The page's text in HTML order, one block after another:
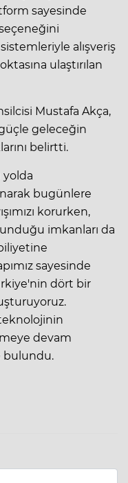
sayesinde
alışveriş
ulaştırılan
Mustafa Akça,
geleceğin
belirtti.
yolda
bugünlere
korurken,
imkanları da
sayesinde
dört bir
devam
bulundu.